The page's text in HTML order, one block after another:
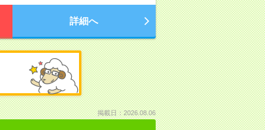
詳細へ
掲載日：2026.08.06